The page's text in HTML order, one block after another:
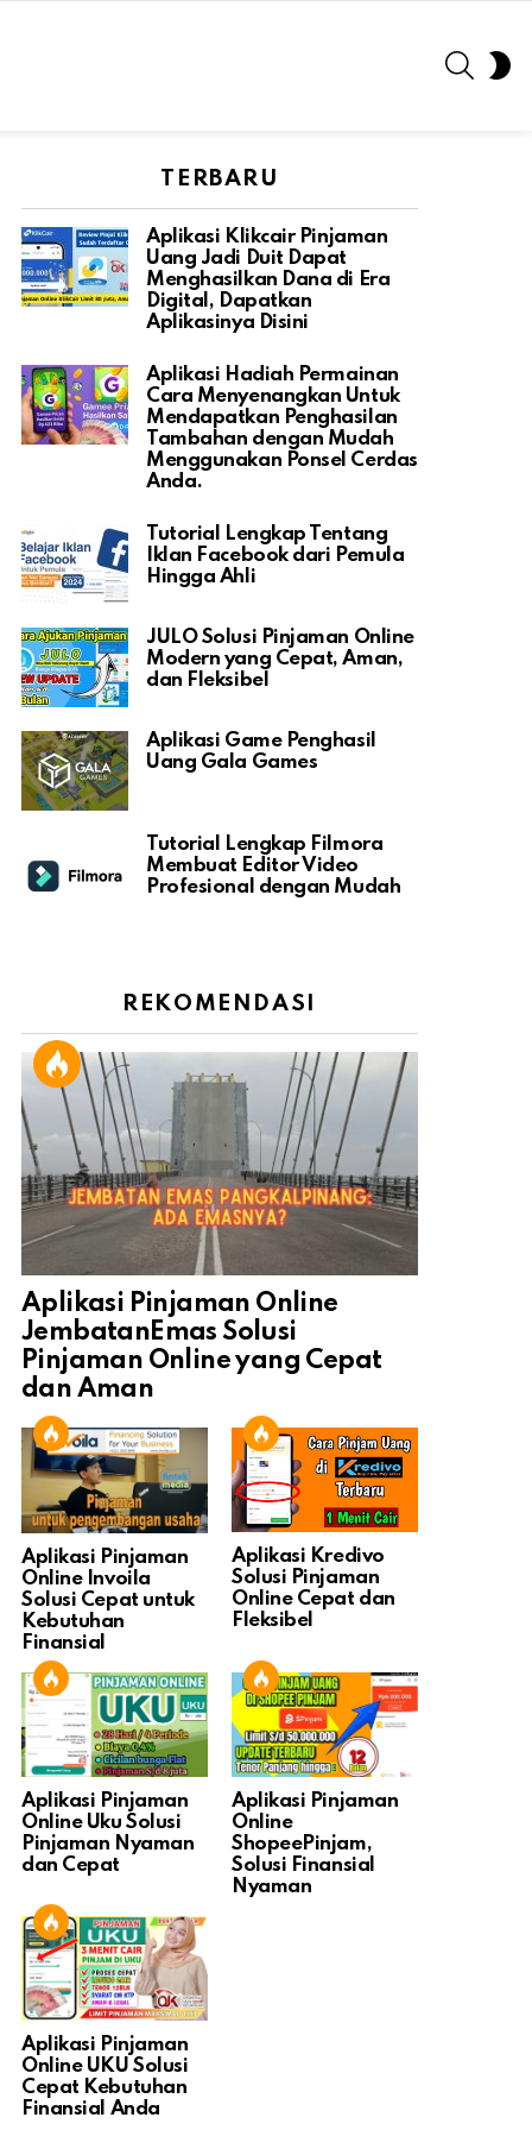
TERBARU
Aplikasi Klikcair Pinjaman
Uang Jadi Duit Dapat
Menghasilkan Dana di Era
Digital, Dapatkan
Aplikasinya Disini
Aplikasi Hadiah Permainan
Cara Menyenangkan Untuk
Mendapatkan Penghasilan
Tambahan dengan Mudah
Menggunakan Ponsel Cerdas
Anda.
Tutorial Lengkap Tentang
Iklan Facebook dari Pemula
Hingga Ahli
JULO Solusi Pinjaman Online
Modern yang Cepat, Aman,
dan Fleksibel
Aplikasi Game Penghasil
Uang Gala Games
Tutorial Lengkap Filmora
Membuat Editor Video
Profesional dengan Mudah
REKOMENDASI
Aplikasi Pinjaman Online
JembatanEmas Solusi
Pinjaman Online yang Cepat
dan Aman
Aplikasi Pinjaman
Online Invoila
Solusi Cepat untuk
Kebutuhan
Finansial
Aplikasi Kredivo
Solusi Pinjaman
Online Cepat dan
Fleksibel
Aplikasi Pinjaman
Online Uku Solusi
Pinjaman Nyaman
dan Cepat
Aplikasi Pinjaman
Online
ShopeePinjam,
Solusi Finansial
Nyaman
Aplikasi Pinjaman
Online UKU Solusi
Cepat Kebutuhan
Finansial Anda